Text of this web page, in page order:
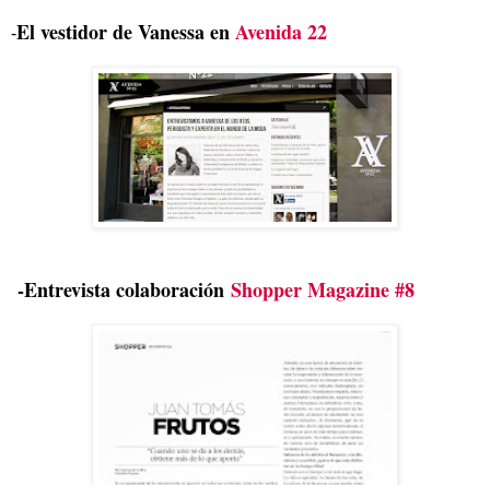
-El vestidor de Vanessa enAvenida 22
-Entrevista colaboración Shopper Magazine #8